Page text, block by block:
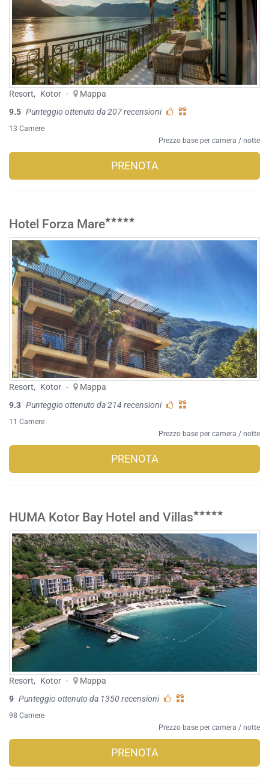
Resort, Kotor -
Mappa
9.5 Punteggio ottenuto da 207 recensioni
13 Camere
Prezzo base per camera / notte
PRENOTA
Hotel Forza Mare
Resort, Kotor -
Mappa
9.3 Punteggio ottenuto da 214 recensioni
11 Camere
Prezzo base per camera / notte
PRENOTA
HUMA Kotor Bay Hotel and Villas
Resort, Kotor -
Mappa
9 Punteggio ottenuto da 1350 recensioni
98 Camere
Prezzo base per camera / notte
PRENOTA